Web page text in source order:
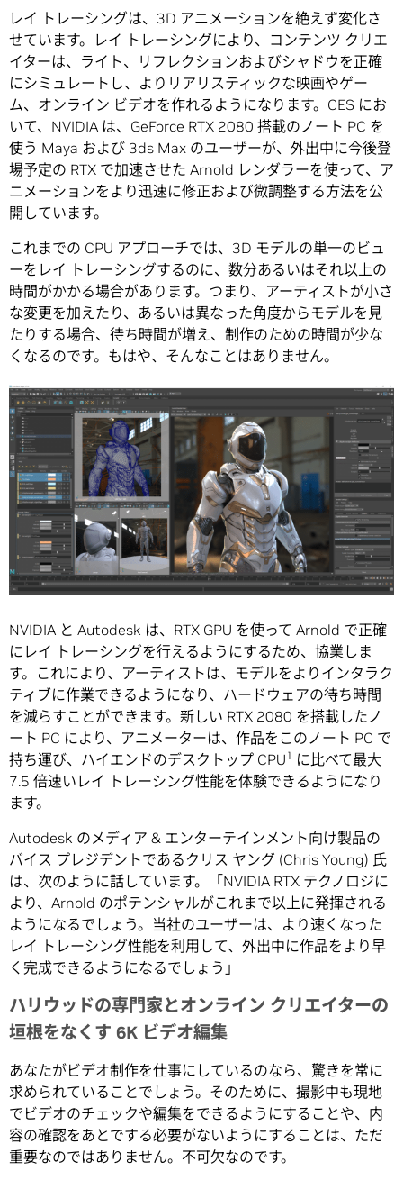
レイ トレーシングは、3D アニメーションを絶えず変化さ
せています。レイ トレーシングにより、コンテンツ クリエ
イターは、ライト、リフレクションおよびシャドウを正確
にシミュレートし、よりリアリスティックな映画やゲー
ム、オンライン ビデオを作れるようになります。CES にお
いて、NVIDIA は、GeForce RTX 2080 搭載のノート PC を
使う Maya および 3ds Max のユーザーが、外出中に今後登
場予定の RTX で加速させた Arnold レンダラーを使って、ア
ニメーションをより迅速に修正および微調整する方法を公
開しています。
これまでの CPU アプローチでは、3D モデルの単一のビュ
ーをレイ トレーシングするのに、数分あるいはそれ以上の
時間がかかる場合があります。つまり、アーティストが小さ
な変更を加えたり、あるいは異なった角度からモデルを見
たりする場合、待ち時間が増え、制作のための時間が少な
くなるのです。もはや、そんなことはありません。
NVIDIA と Autodesk は、RTX GPU を使って Arnold で正確
にレイ トレーシングを行えるようにするため、協業しま
す。これにより、アーティストは、モデルをよりインタラク
ティブに作業できるようになり、ハードウェアの待ち時間
を減らすことができます。新しい RTX 2080 を搭載したノ
ート PC により、アニメーターは、作品をこのノート PC で
持ち運び、ハイエンドのデスクトップ CPU 1 に比べて最大
7.5 倍速いレイ トレーシング性能を体験できるようになり
ます。
Autodesk のメディア & エンターテインメント向け製品の
バイス プレジデントであるクリス ヤング (Chris Young) 氏
は、次のように話しています。「NVIDIA RTX テクノロジに
より、Arnold のポテンシャルがこれまで以上に発揮される
ようになるでしょう。当社のユーザーは、より速くなった
レイ トレーシング性能を利用して、外出中に作品をより早
く完成できるようになるでしょう」
ハリウッドの専門家とオンライン クリエイターの
垣根をなくす 6K ビデオ編集
あなたがビデオ制作を仕事にしているのなら、驚きを常に
求められていることでしょう。そのために、撮影中も現地
でビデオのチェックや編集をできるようにすることや、内
容の確認をあとでする必要がないようにすることは、ただ
重要なのではありません。不可欠なのです。